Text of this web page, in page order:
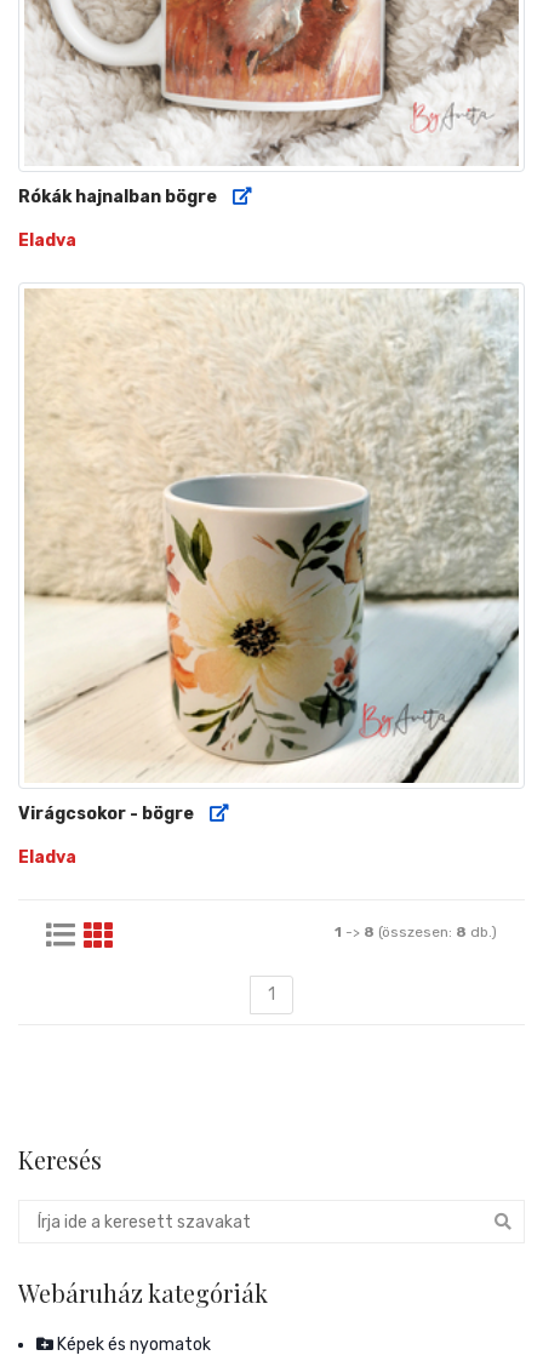
Rókák hajnalban bögre
Eladva
Virágcsokor - bögre
Eladva
1 -> 8 (összesen: 8 db.)
1
Keresés
Webáruház kategóriák
Képek és nyomatok